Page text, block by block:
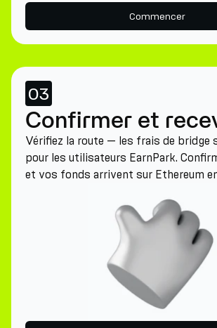
Commencer
03
Confirmer et
Vérifiez la route — les frais de bridge
pour les utilisateurs EarnPark.
et vos fonds arrivent sur Ethereum